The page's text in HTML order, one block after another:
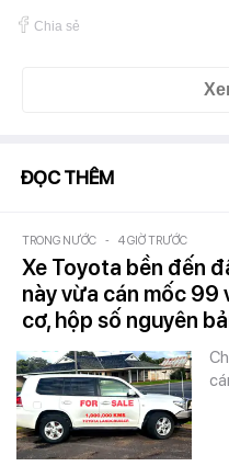
Chia sẻ
ĐỌC THÊM
TRONG NƯỚC - 4 GIỜ TRƯỚC
Xe Toyota bền đến
này vừa cán mốc 99
cơ, hộp số nguyên